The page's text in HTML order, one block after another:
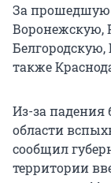
За прошедшую
Воронежскую,
также
Из-за падения
области
сообщил
территории